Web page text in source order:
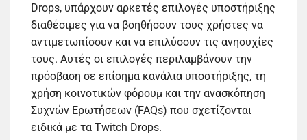
Drops, υπάρχουν αρκετές επιλογές υποστήριξης
διαθέσιμες για να βοηθήσουν τους χρήστες να
αντιμετωπίσουν και να επιλύσουν τις ανησυχίες
τους. Αυτές οι επιλογές περιλαμβάνουν την
πρόσβαση σε επίσημα κανάλια υποστήριξης, τη
χρήση κοινοτικών φόρουμ και την ανασκόπηση
Συχνών Ερωτήσεων (FAQs) που σχετίζονται
ειδικά με τα Twitch Drops.